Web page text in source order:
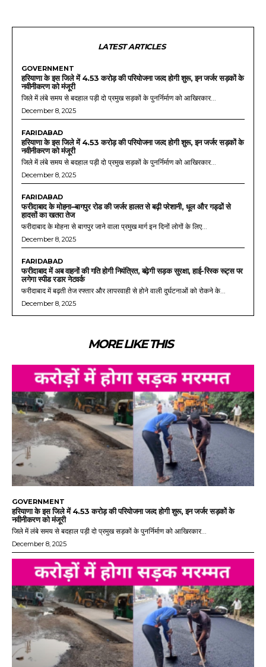
LATEST ARTICLES
GOVERNMENT
हरियाणा के इस जिले में 4.53 करोड़ की परियोजना जल्द होगी शुरू, इन जर्जर सड़कों के
नवीनीकरण को मंजूरी
जिले में लंबे समय से बदहाल पड़ी दो प्रमुख सड़कों के पुनर्निर्माण को आखिरकार...
December 8, 2025
FARIDABAD
हरियाणा के इस जिले में 4.53 करोड़ की परियोजना जल्द होगी शुरू, इन जर्जर सड़कों के
नवीनीकरण को मंजूरी
जिले में लंबे समय से बदहाल पड़ी दो प्रमुख सड़कों के पुनर्निर्माण को आखिरकार...
December 8, 2025
FARIDABAD
फरीदाबाद के मोहना–बागपुर रोड की जर्जर हालत से बढ़ी परेशानी, धूल और गड्ढों से
हादसों का खतरा तेज
फरीदाबाद के मोहना से बागपुर जाने वाला प्रमुख मार्ग इन दिनों लोगों के लिए...
December 8, 2025
FARIDABAD
फरीदाबाद में अब वाहनों की गति होगी नियंत्रित, बढ़ेगी सड़क सुरक्षा, हाई-रिस्क रूट्स पर
लगेगा स्पीड रडार नेटवर्क
फरीदाबाद में बढ़ती तेज रफ्तार और लापरवाही से होने वाली दुर्घटनाओं को रोकने के...
December 8, 2025
MORE LIKE THIS
GOVERNMENT
हरियाणा के इस जिले में 4.53 करोड़ की परियोजना जल्द होगी शुरू, इन जर्जर सड़कों के
नवीनीकरण को मंजूरी
जिले में लंबे समय से बदहाल पड़ी दो प्रमुख सड़कों के पुनर्निर्माण को आखिरकार...
December 8, 2025